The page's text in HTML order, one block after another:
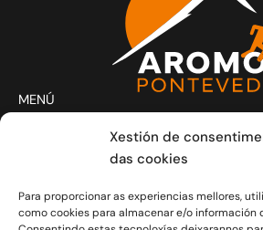
Xestión de
das cookies
Para proporcionar as experiencias mellores,
como cookies para almacenar e/o información
MENÚ
Actividades
Novas